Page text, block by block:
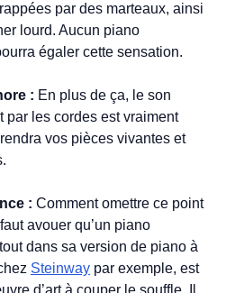
par des marteaux, ainsi
lourd. Aucun piano
égaler cette sensation.
: En plus de ça, le son
par les cordes est vraiment
vos pièces vivantes et
: Comment omettre ce point
avouer qu’un piano
dans sa version de piano à
Steinway par exemple, est
d’art à couper le souffle. Il